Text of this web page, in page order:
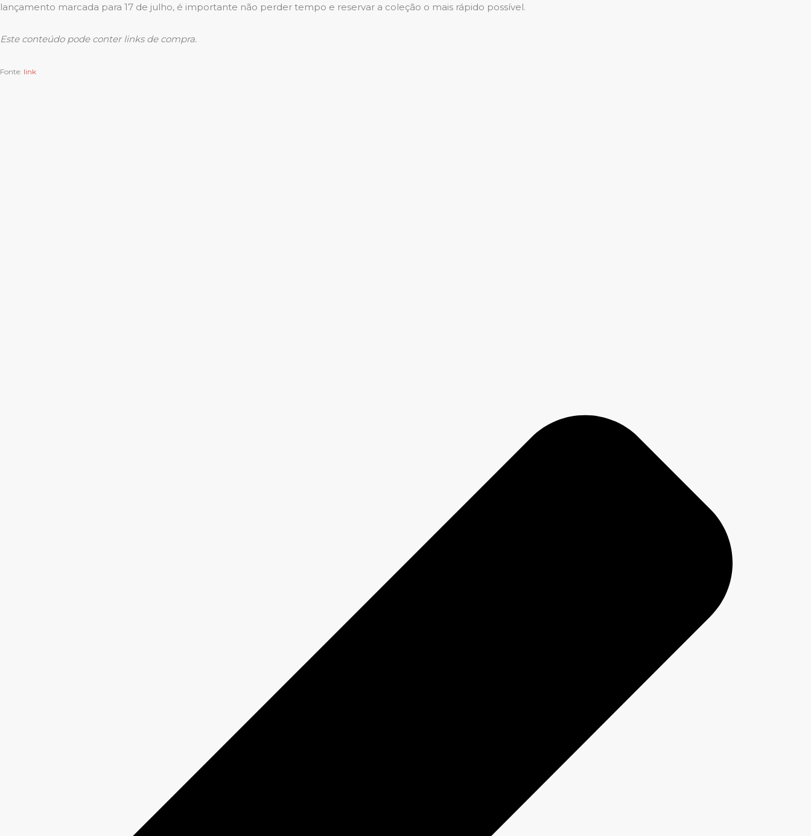
lançamento marcada para 17 de julho, é importante não perder tempo e reservar a coleção o mais rápido possível.
Este conteúdo pode conter links de compra.
Fonte: link